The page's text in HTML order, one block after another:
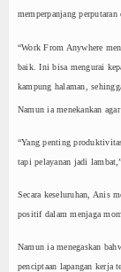
memperpanjang perputaran
“Work From Anywhere
baik. Ini bisa mengurai
kampung halaman,
Namun ia menekankan
“Yang penting
tapi pelayanan jadi
Secara keseluruhan, Anis
positif dalam menjaga
Namun ia menegaskan
penciptaan lapangan kerja